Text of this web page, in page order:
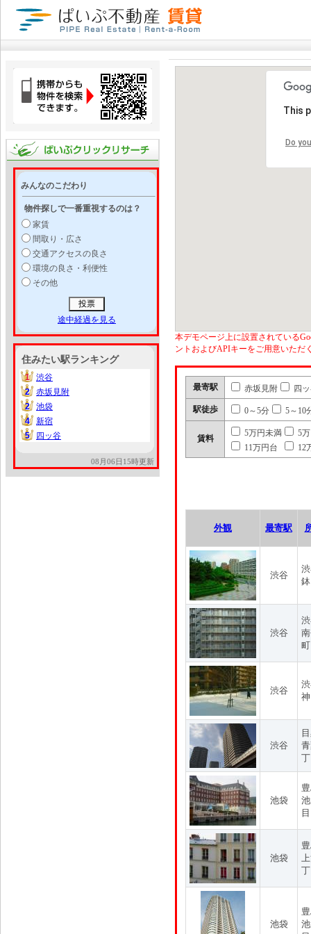
みんなのこだわり
物件探しで一番重視するのは？
家賃
間取り・広さ
交通アクセスの良さ
環境の良さ・利便性
その他
途中経過を見る
住みたい駅ランキング
1
1
渋谷
2
2
赤坂見附
2
2
池袋
4
4
新宿
5
5 四ッ谷
08月06日15時更新
This
Do
本デモページ上に設置されている
ントおよびAPIキーをご用意いただ
最寄駅 赤坂見附 四
駅徒歩 0～5分 5～10
賃料
5万円未満
5
11万円台
12
外観 最寄駅
渋谷
渋谷
渋谷
渋谷
池袋
池袋
池袋